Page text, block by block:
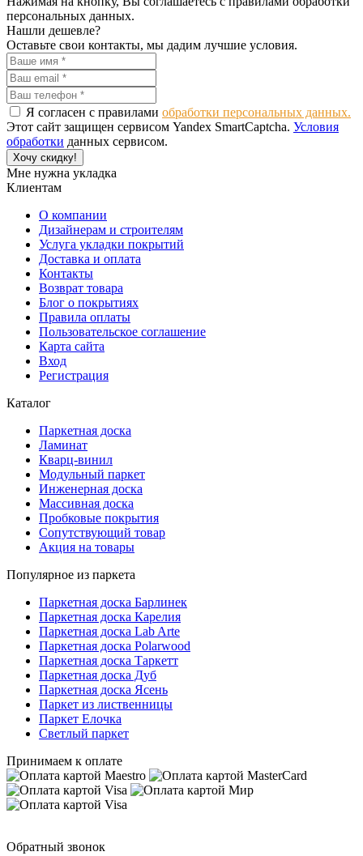
персональных данных.
Нашли дешевле?
Оставьте свои контакты, мы дадим лучшие условия.
Я согласен с правилами обработки персональных данных.
Этот сайт защищен сервисом Yandex SmartCaptcha. Условия
обработки данных сервисом.
Хочу скидку!
Мне нужна укладка
Клиентам
О компании
Дизайнерам и строителям
Услуга укладки покрытий
Доставка и оплата
Контакты
Возврат товара
Блог о покрытиях
Правила оплаты
Пользовательское соглашение
Карта сайта
Вход
Регистрация
Каталог
Паркетная доска
Ламинат
Кварц-винил
Модульный паркет
Инженерная доска
Массивная доска
Пробковые покрытия
Сопутствующий товар
Акция на товары
Популярное из паркета
Паркетная доска Барлинек
Паркетная доска Карелия
Паркетная доска Lab Arte
Паркетная доска Polarwood
Паркетная доска Таркетт
Паркетная доска Дуб
Паркетная доска Ясень
Паркет из лиственницы
Паркет Елочка
Светлый паркет
Принимаем к оплате
Обратный звонок